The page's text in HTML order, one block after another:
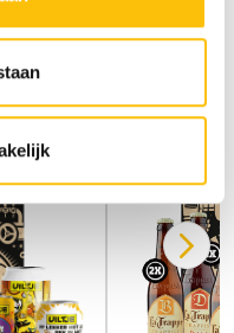
altijd aanpassen of
de website